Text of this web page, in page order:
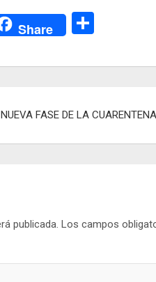
Share
m
ar
FASE DE LA CUARENTENA
publicada. Los campos